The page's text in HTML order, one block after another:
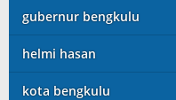
gubernur bengkulu
helmi hasan
kota bengkulu